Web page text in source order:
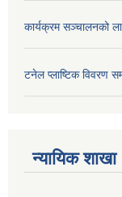
कार्यक्रम सञ्चालनको
टनेल प्लाष्टिक विवरण
न्यायिक शाखा